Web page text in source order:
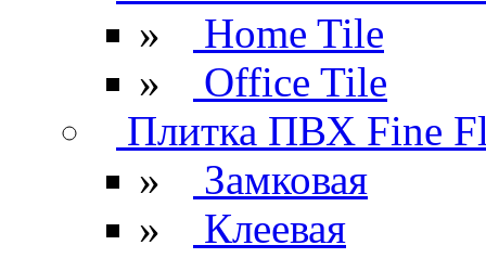
»
Home Tile
»
Office Tile
Плитка ПВХ Fine
»
Замковая
»
Клеевая